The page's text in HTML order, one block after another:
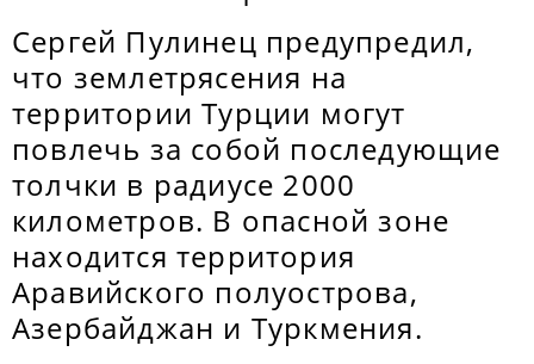
Сергей Пулинец предупредил,
что землетрясения на
территории Турции могут
повлечь за собой последующие
толчки в радиусе 2000
километров. В опасной зоне
находится территория
Аравийского полуострова,
Азербайджан и Туркмения.